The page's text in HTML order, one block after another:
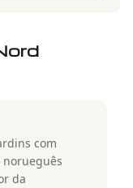
com
da